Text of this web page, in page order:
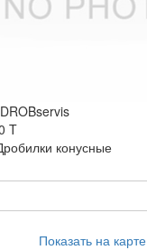
DROBservis
T
конусные
Показать на карте